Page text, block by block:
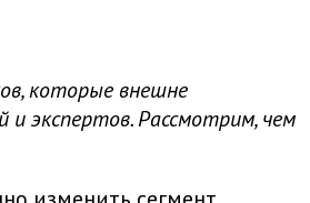
которые внешне
экспертов. Рассмотрим, чем